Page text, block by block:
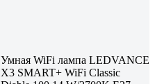
Умная WiFi лампа LEDVANCE
Х3 SMART+ WiFi Classic